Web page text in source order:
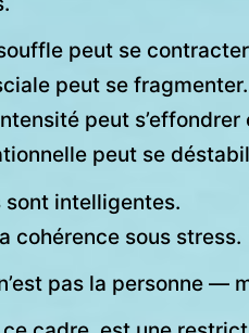
peut se
peut se fragmenter.
peut
peut se
intelligentes.
cohérence sous stress.
pas la personne —